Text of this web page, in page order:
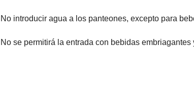
No introducir agua a los panteones, excepto para
No se permitirá la entrada con bebidas embriagantes